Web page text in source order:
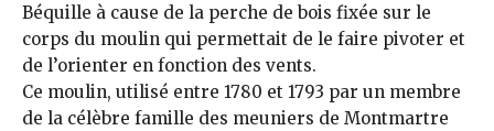
Béquille à cause de la perche de bois fixée sur le
corps du moulin qui permettait de le faire pivoter et
de l’orienter en fonction des vents.
Ce moulin, utilisé entre 1780 et 1793 par un membre
de la célèbre famille des meuniers de Montmartre